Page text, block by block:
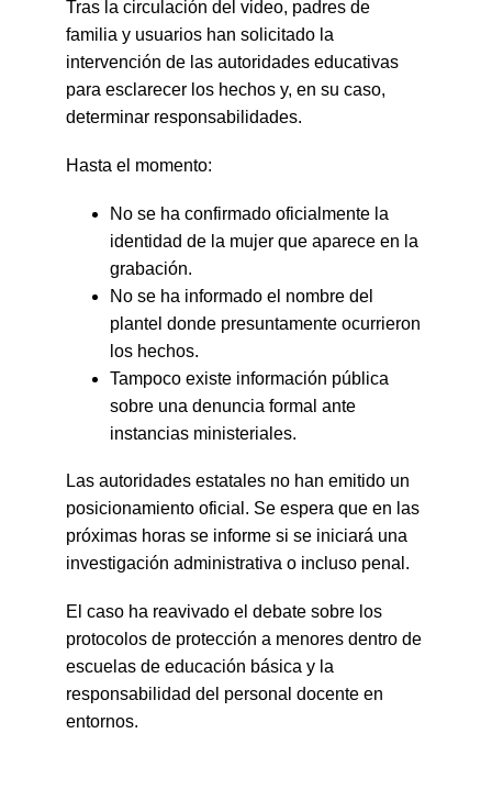
Tras la circulación del video, padres de
familia y usuarios han solicitado la
intervención de las autoridades educativas
para esclarecer los hechos y, en su caso,
determinar responsabilidades.
Hasta el momento:
No se ha confirmado oficialmente la
identidad de la mujer que aparece en la
grabación.
No se ha informado el nombre del
plantel donde presuntamente ocurrieron
los hechos.
Tampoco existe información pública
sobre una denuncia formal ante
instancias ministeriales.
Las autoridades estatales no han emitido un
posicionamiento oficial. Se espera que en las
próximas horas se informe si se iniciará una
investigación administrativa o incluso penal.
El caso ha reavivado el debate sobre los
protocolos de protección a menores dentro de
escuelas de educación básica y la
responsabilidad del personal docente en
entornos.